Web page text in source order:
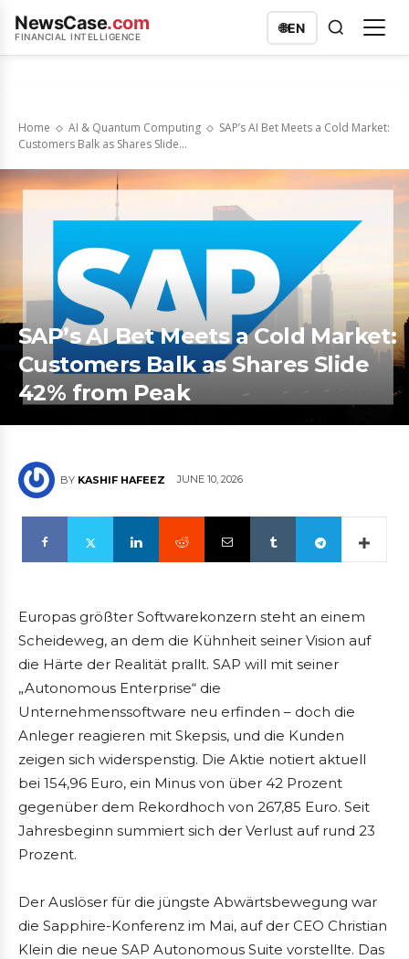
NewsCase.com
FINANCIAL INTELLIGENCE
🌐EN
Home AI & Quantum Computing
SAP’s AI Bet Meets a Cold Market:
Customers Balk as Shares Slide...
SAP’s AI Bet Meets a Cold Market:
Customers Balk as Shares Slide
42% from Peak
BY KASHIF HAFEEZ JUNE 10, 2026
Europas größter Softwarekonzern steht an einem
Scheideweg, an dem die Kühnheit seiner Vision auf
die Härte der Realität prallt. SAP will mit seiner
„Autonomous Enterprise“ die
Unternehmenssoftware neu erfinden – doch die
Anleger reagieren mit Skepsis, und die Kunden
zeigen sich widerspenstig. Die Aktie notiert aktuell
bei 154,96 Euro, ein Minus von über 42 Prozent
gegenüber dem Rekordhoch von 267,85 Euro. Seit
Jahresbeginn summiert sich der Verlust auf rund 23
Prozent.
Der Auslöser für die jüngste Abwärtsbewegung war
die Sapphire-Konferenz im Mai, auf der CEO Christian
Klein die neue SAP Autonomous Suite vorstellte. Das